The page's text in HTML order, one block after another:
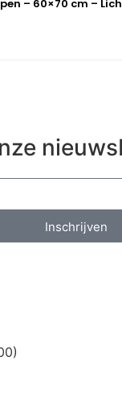
– 60×70 cm –
Inschrijven